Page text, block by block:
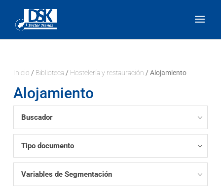
Inicio / Biblioteca/ Hostelería y restauración / Alojamiento
Alojamiento
Buscador
Tipo documento
Variables de Segmentación